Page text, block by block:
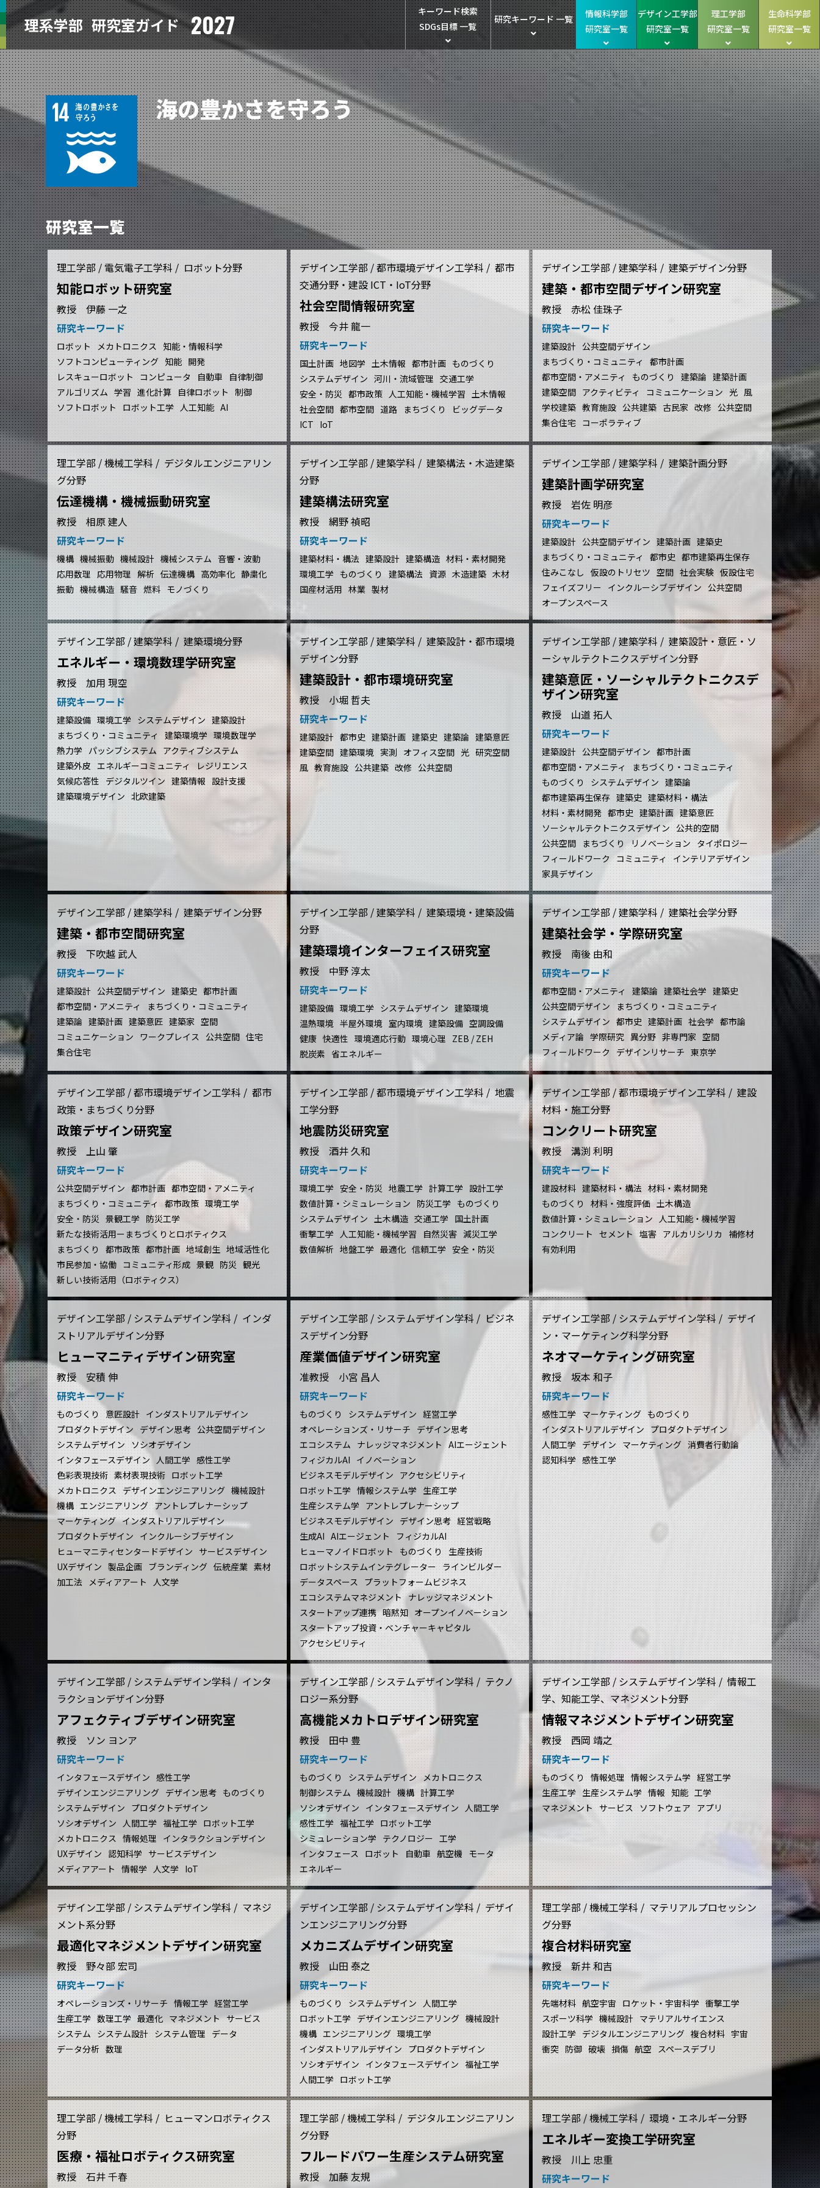
理系学部 研究室ガイド 2027
情報科学部
研究室一覧
デザイン工学部
研究室一覧
理工学部
研究室一覧
生命科学部
研究室一覧
キーワード検索
SDGs目標 一覧
研究キーワード 一覧
海の豊かさを守ろう
研究室一覧
理工学部 / 電気電子工学科 / ロボット分野
知能ロボット研究室
教授 伊藤 一之
研究キーワード
ロボット メカトロニクス 知能・情報科学
ソフトコンピューティング 知能 開発
レスキューロボット
コンピュータ 自動車 自律制御
アルゴリズム 学習 進化計算 自律ロボット 制御
ソフトロボット
ロボット工学 人工知能 AI
デザイン工学部 / 都市環境デザイン工学科 / 都市
交通分野・建設 ICT・IoT分野
社会空間情報研究室
教授 今井 龍一
研究キーワード
国土計画 地図学 土木情報 都市計画 ものづくり
システムデザイン 河川・流域管理 交通工学
安全・防災 都市政策 人工知能・機械学習 土木情報
社会空間 都市空間 道路 まちづくり
ビッグデータ
ICT IoT
デザイン工学部 / 建築学科 / 建築デザイン分野
建築・都市空間デザイン研究室
教授 赤松 佳珠子
研究キーワード
建築設計 公共空間デザイン
まちづくり・コミュニティ
都市計画
都市空間・アメニティ
ものづくり 建築論 建築計画
建築空間 アクティビティ コミュニケーション 光 風
学校建築 教育施設 公共建築 古民家 改修 公共空間
集合住宅 コーポラティブ
理工学部 / 機械工学科 / デジタルエンジニアリン
グ分野
伝達機構・機械振動研究室
教授 相原 建人
研究キーワード
機構 機械振動 機械設計 機械システム 音響・波動
応用数理 応用物理 解析 伝達機構 高効率化 静粛化
振動 機械構造 騒音 燃料 モノづくり
デザイン工学部 / 建築学科 / 建築構法・木造建築
分野
建築構法研究室
教授 網野 禎昭
研究キーワード
建築材料・構法 建築設計 建築構造 材料・素材開発
環境工学 ものづくり 建築構法 資源 木造建築 木材
国産材活用 林業 製材
デザイン工学部 / 建築学科 / 建築計画分野
建築計画学研究室
教授 岩佐 明彦
研究キーワード
建築設計 公共空間デザイン 建築計画 建築史
まちづくり・コミュニティ
都市史 都市建築再生保存
住みこなし
仮設のトリセツ 空間 社会実験 仮設住宅
フェイズフリー インクルーシブデザイン 公共空間
オープンスペース
デザイン工学部 / 建築学科 / 建築環境分野
エネルギー・環境数理学研究室
教授 加用 現空
研究キーワード
建築設備 環境工学 システムデザイン 建築設計
まちづくり・コミュニティ
建築環境学 環境数理学
熱力学 パッシブシステム アクティブシステム
建築外皮 エネルギーコミュニティ
レジリエンス
気候応答性 デジタルツイン 建築情報 設計支援
建築環境デザイン 北欧建築
デザイン工学部 / 建築学科 / 建築設計・都市環境
デザイン分野
建築設計・都市環境研究室
教授 小堀 哲夫
研究キーワード
建築設計 都市史 建築計画 建築史 建築論 建築意匠
建築空間 建築環境 実測 オフィス空間 光 研究空間
風 教育施設 公共建築 改修 公共空間
デザイン工学部 / 建築学科 / 建築設計・意匠・ソ
ーシャルテクトニクスデザイン分野
建築意匠・ソーシャルテクトニクスデ
ザイン研究室
教授 山道 拓人
研究キーワード
建築設計 公共空間デザイン 都市計画
都市空間・アメニティ
まちづくり・コミュニティ
ものづくり
システムデザイン 建築論
都市建築再生保存 建築史 建築材料・構法
材料・素材開発 都市史 建築計画 建築意匠
ソーシャルテクトニクスデザイン 公共的空間
公共空間 まちづくり リノベーション タイポロジー
フィールドワーク コミュニティ
インテリアデザイン
家具デザイン
デザイン工学部 / 建築学科 / 建築デザイン分野
建築・都市空間研究室
教授 下吹越 武人
研究キーワード
建築設計 公共空間デザイン 建築史 都市計画
都市空間・アメニティ
まちづくり・コミュニティ
建築論 建築計画 建築意匠 建築家 空間
コミュニケーション
ワークプレイス 公共空間 住宅
集合住宅
デザイン工学部 / 建築学科 / 建築環境・建築設備
分野
建築環境インターフェイス研究室
教授 中野 淳太
研究キーワード
建築設備 環境工学 システムデザイン 建築環境
温熱環境 半屋外環境 室内環境 建築設備 空調設備
健康 快適性 環境適応行動 環境心理 ZEB / ZEH
脱炭素 省エネルギー
デザイン工学部 / 建築学科 / 建築社会学分野
建築社会学・学際研究室
教授 南後 由和
研究キーワード
都市空間・アメニティ 建築論 建築社会学 建築史
公共空間デザイン
まちづくり・コミュニティ
システムデザイン 都市史 建築計画 社会学 都市論
メディア論 学際研究 異分野 非専門家 空間
フィールドワーク
デザインリサーチ 東京学
デザイン工学部 / 都市環境デザイン工学科 / 都市
政策・まちづくり分野
政策デザイン研究室
教授 上山 肇
研究キーワード
公共空間デザイン 都市計画 都市空間・アメニティ
まちづくり・コミュニティ
都市政策 環境工学
安全・防災 景観工学 防災工学
新たな技術活用ーまちづくりとロボティクス
まちづくり
都市政策 都市計画 地域創生 地域活性化
市民参加・協働 コミュニティ形成 景観 防災 観光
新しい技術活用（ロボティクス）
デザイン工学部 / 都市環境デザイン工学科 / 地震
工学分野
地震防災研究室
教授 酒井 久和
研究キーワード
環境工学 安全・防災 地震工学 計算工学 設計工学
数値計算・シミュレーション 防災工学 ものづくり
システムデザイン 土木構造 交通工学 国土計画
衝撃工学 人工知能・機械学習 自然災害 減災工学
数値解析 地盤工学 最適化 信頼工学 安全・防災
デザイン工学部 / 都市環境デザイン工学科 / 建設
材料・施工分野
コンクリート研究室
教授 溝渕 利明
研究キーワード
建設材料 建築材料・構法 材料・素材開発
ものづくり
材料・強度評価 土木構造
数値計算・シミュレーション 人工知能・機械学習
コンクリート
セメント 塩害 アルカリシリカ
補修材
有効利用
デザイン工学部 / システムデザイン学科 / インダ
ストリアルデザイン分野
ヒューマニティデザイン研究室
教授 安積 伸
研究キーワード
ものづくり 意匠設計 インダストリアルデザイン
プロダクトデザイン デザイン思考 公共空間デザイン
システムデザイン ソシオデザイン
インタフェースデザイン 人間工学 感性工学
色彩表現技術 素材表現技術 ロボット工学
メカトロニクス デザインエンジニアリング 機械設計
機構 エンジニアリング アントレプレナーシップ
マーケティング インダストリアルデザイン
プロダクトデザイン インクルーシブデザイン
ヒューマニティセンタードデザイン サービスデザイン
UXデザイン 製品企画 ブランディング 伝統産業 素材
加工法 メディアアート 人文学
デザイン工学部 / システムデザイン学科 / ビジネ
スデザイン分野
産業価値デザイン研究室
准教授 小宮 昌人
研究キーワード
ものづくり システムデザイン 経営工学
オペレーションズ・リサーチ デザイン思考
エコシステム ナレッジマネジメント AIエージェント
フィジカルAI イノベーション
ビジネスモデルデザイン アクセシビリティ
ロボット工学 情報システム学 生産工学
生産システム学 アントレプレナーシップ
ビジネスモデルデザイン デザイン思考 経営戦略
生成AI AIエージェント
フィジカルAI
ヒューマノイドロボット
ものづくり
生産技術
ロボットシステムインテグレーター ラインビルダー
データスペース プラットフォームビジネス
エコシステムマネジメント ナレッジマネジメント
スタートアップ連携 暗黙知 オープンイノベーション
スタートアップ投資・ベンチャーキャピタル
アクセシビリティ
デザイン工学部 / システムデザイン学科 / デザイ
ン・マーケティング科学分野
ネオマーケティング研究室
教授 坂本 和子
研究キーワード
感性工学 マーケティング ものづくり
インダストリアルデザイン プロダクトデザイン
人間工学 デザイン マーケティング 消費者行動論
認知科学 感性工学
デザイン工学部 / システムデザイン学科 / インタ
ラクションデザイン分野
アフェクティブデザイン研究室
教授 ソン ヨンア
研究キーワード
インタフェースデザイン 感性工学
デザインエンジニアリング デザイン思考 ものづくり
システムデザイン プロダクトデザイン
ソシオデザイン 人間工学 福祉工学 ロボット工学
メカトロニクス 情報処理 インタラクションデザイン
UXデザイン 認知科学 サービスデザイン
メディアアート 情報学 人文学 IoT
デザイン工学部 / システムデザイン学科 / テクノ
ロジー系分野
高機能メカトロデザイン研究室
教授 田中 豊
研究キーワード
ものづくり システムデザイン メカトロニクス
制御システム 機械設計 機構 計算工学
ソシオデザイン インタフェースデザイン 人間工学
感性工学 福祉工学 ロボット工学
シミュレーション学 テクノロジー 工学
インタフェース ロボット 自動車 航空機 モータ
エネルギー
デザイン工学部 / システムデザイン学科 / 情報工
学、知能工学、マネジメント分野
情報マネジメントデザイン研究室
教授 西岡 靖之
研究キーワード
ものづくり 情報処理 情報システム学 経営工学
生産工学 生産システム学 情報 知能 工学
マネジメント サービス ソフトウェア アプリ
デザイン工学部 / システムデザイン学科 / マネジ
メント系分野
最適化マネジメントデザイン研究室
教授 野々部 宏司
研究キーワード
オペレーションズ・リサーチ 情報工学 経営工学
生産工学 数理工学 最適化 マネジメント サービス
システム システム設計 システム管理 データ
データ分析 数理
デザイン工学部 / システムデザイン学科 / デザイ
ンエンジニアリング分野
メカニズムデザイン研究室
教授 山田 泰之
研究キーワード
ものづくり システムデザイン 人間工学
ロボット工学 デザインエンジニアリング 機械設計
機構 エンジニアリング 環境工学
インダストリアルデザイン プロダクトデザイン
ソシオデザイン インタフェースデザイン 福祉工学
人間工学 ロボット工学
理工学部 / 機械工学科 / マテリアルプロセッシン
グ分野
複合材料研究室
教授 新井 和吉
研究キーワード
先端材料 航空宇宙 ロケット・宇宙科学 衝撃工学
スポーツ科学 機械設計 マテリアルサイエンス
設計工学 デジタルエンジニアリング 複合材料 宇宙
衝突 防御 破壊 損傷 航空 スペースデブリ
理工学部 / 機械工学科 / ヒューマンロボティクス
分野
医療・福祉ロボティクス研究室
教授 石井 千春
理工学部 / 機械工学科 / デジタルエンジニアリン
グ分野
フルードパワー生産システム研究室
教授 加藤 友規
理工学部 / 機械工学科 / 環境・エネルギー分野
エネルギー変換工学研究室
教授 川上 忠重
研究キーワード